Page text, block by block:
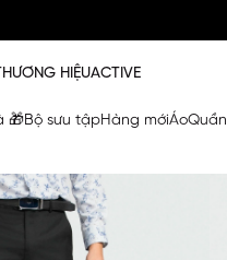
HIỆUACTIVE
🎁Bộ sưu tậpHàng mớiÁoQuần